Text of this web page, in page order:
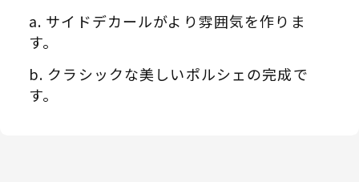
サイドデカールがより雰囲気を作りま
す。
クラシックな美しいポルシェの完成で
す。